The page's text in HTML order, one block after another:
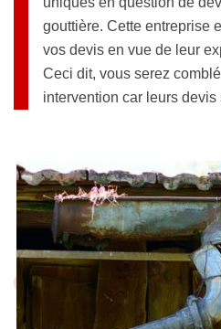
gouttière. Cette entreprise
vos devis en vue de leur
Ceci dit, vous serez
intervention car leurs